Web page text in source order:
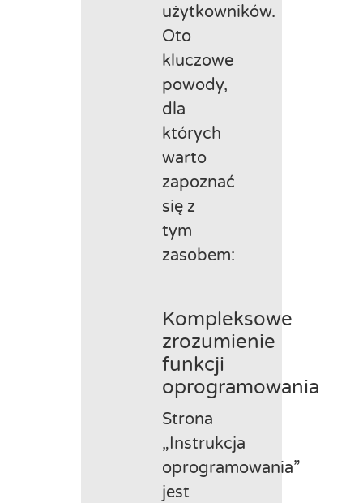
użytkowników.
Oto
kluczowe
powody,
dla
których
warto
zapoznać
się z
tym
zasobem:
Kompleksowe
zrozumienie
funkcji
oprogramowania
Strona
„Instrukcja
oprogramowania”
jest